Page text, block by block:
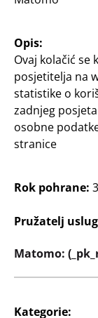
Kontakt
Kupac
Informacije za
Tražilica
Opis:
Ovaj kolačić se
posjetitelja na
statistike o
zadnjeg
osobne
stranice
Rok pohrane:
Pružatelj
Matomo:
Kategorie: